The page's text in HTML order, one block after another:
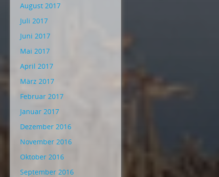
August 2017
Juli 2017
Juni 2017
Mai 2017
April 2017
März 2017
Februar 2017
Januar 2017
Dezember 2016
November 2016
Oktober 2016
September 2016